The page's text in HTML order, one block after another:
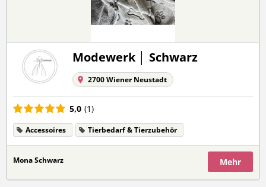
Modewerk │ Schwarz
2700 Wiener Neustadt
5,0 (1)
Accessoires Tierbedarf & Tierzubehör
Mona Schwarz Mehr